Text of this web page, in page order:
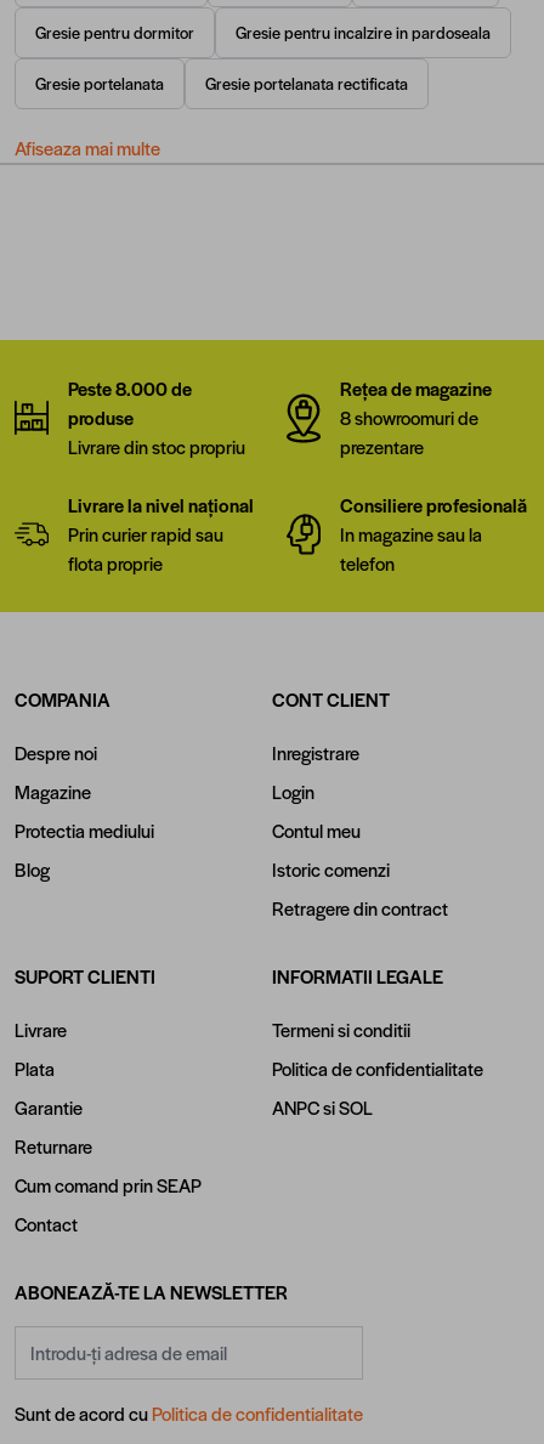
Gresie pentru dormitor Gresie pentru incalzire in pardoseala
Gresie portelanata Gresie portelanata rectificata
Afiseaza mai multe
Peste 8.000 de
produse
Livrare din stoc propriu
Rețea de magazine
8 showroomuri de
prezentare
Livrare la nivel național
Prin curier rapid sau
flota proprie
Consiliere profesională
In magazine sau la
telefon
COMPANIA
Despre noi
Magazine
Protectia mediului
Blog
CONT CLIENT
Inregistrare
Login
Contul meu
Istoric comenzi
Retragere din contract
SUPORT CLIENTI
Livrare
Plata
Garantie
Returnare
Cum comand prin SEAP
Contact
INFORMATII LEGALE
Termeni si conditii
Politica de confidentialitate
ANPCsiSOL
ABONEAZĂ-TE LA NEWSLETTER
Sunt de acord cuPolitica de confidentialitate